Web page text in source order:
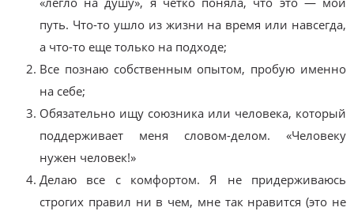
путь. Что-то ушло из жизни на время или навсегда,
а что-то еще только на подходе;
Все познаю собственным опытом, пробую именно
на себе;
Обязательно ищу союзника или человека, который
поддерживает меня словом-делом. «Человеку
нужен человек!»
Делаю все с комфортом. Я не придерживаюсь
строгих правил ни в чем, мне так нравится (это не